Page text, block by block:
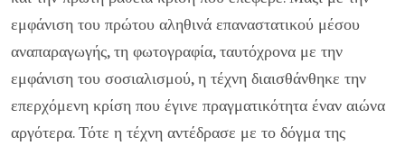
εμφάνιση του πρώτου αληθινά επαναστατικού μέσου
αναπαραγωγής, τη φωτογραφία, ταυτόχρονα με την
εμφάνιση του σοσιαλισμού, η τέχνη διαισθάνθηκε την
επερχόμενη κρίση που έγινε πραγματικότητα έναν αιώνα
αργότερα. Τότε η τέχνη αντέδρασε με το δόγμα της